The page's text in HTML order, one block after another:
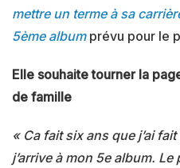
mettre un terme à sa
5ème albumprévu pour le
Elle souhaite tourner la
de famille
« Ca fait six ans que j’ai
j’arrive à mon 5e album.